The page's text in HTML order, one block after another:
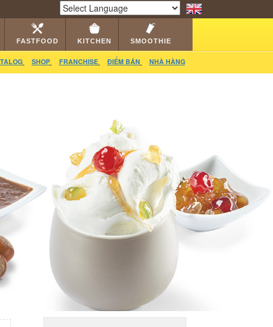
VIDEO HỎI ĐÁP LIÊN HỆ
Powered by Translate
FASTFOOD KITCHEN SMOOTHIE
SHOP FRANCHISE ĐIỂM BÁN NHÀ HÀNG